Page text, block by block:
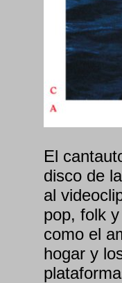
El
disco de
al
pop, folk
como el
hogar y